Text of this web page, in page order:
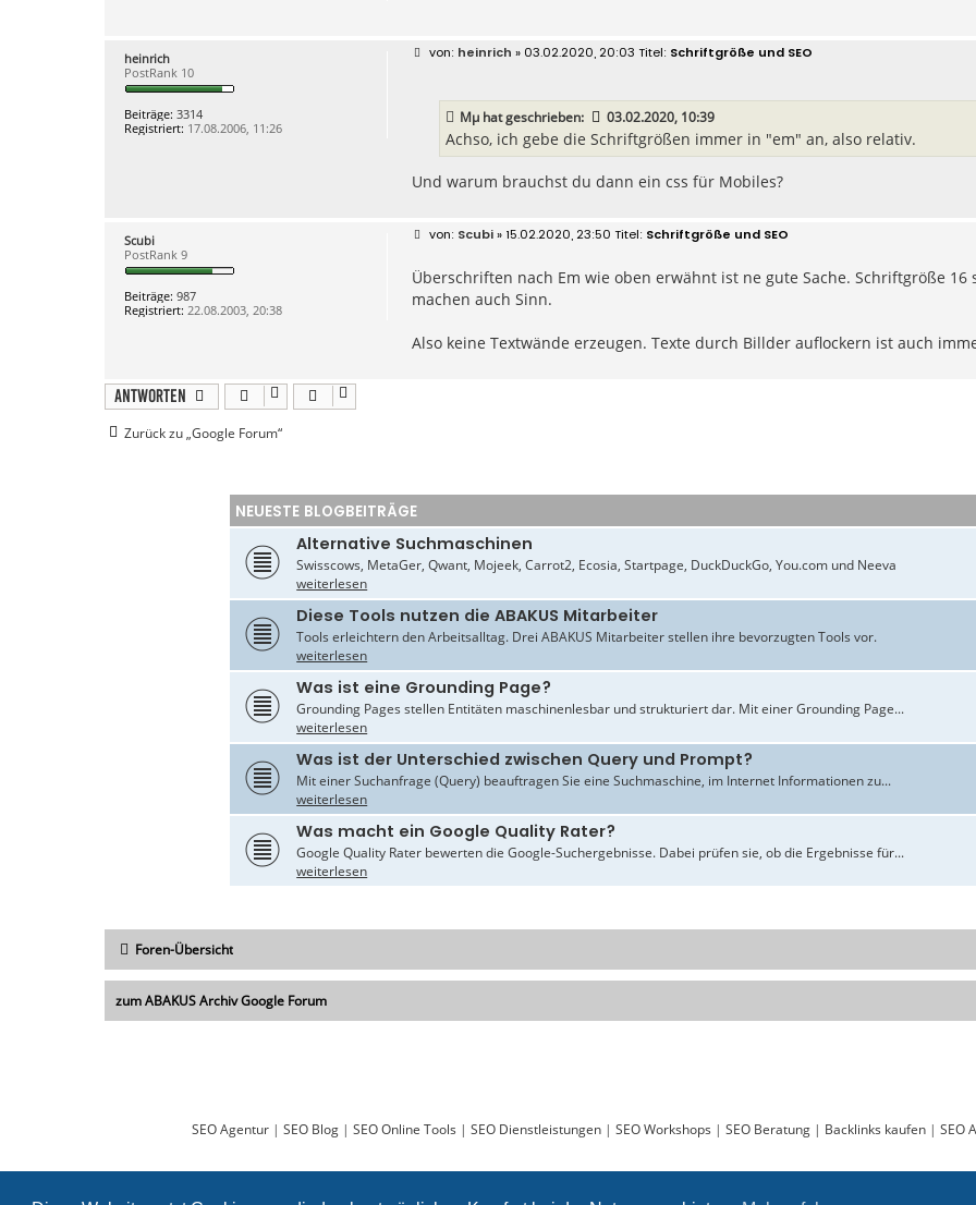
heinrich
PostRank 10
Beiträge: 3314
Registriert: 17.08.2006, 11:26
B
heinrich » 03.02.2020, 20:03 Schriftgröße und SEO
Mµhat geschrieben: 03.02.2020, 10:39
Achso, ich gebe die Schriftgrößen immer in "em" an, also relativ.
Und warum brauchst du dann ein css für Mobiles?
Scubi
PostRank 9
Beiträge: 987
Registriert: 22.08.2003, 20:38
B
t
a
Scubi» 15.02.2020, 23:50 Schriftgröße und SEO
Überschriften nach Em wie oben erwähnt ist ne gute Sache. Schriftgröße
machen auch Sinn.
Also keine Textwände erzeugen. Texte durch Billder auflockern ist auch
Antworten
Zurück zu „Google Forum“
NEUESTE BLOGBEITRÄGE
Alternative Suchmaschinen
Swisscows, MetaGer, Qwant, Mojeek, Carrot2, Ecosia, Startpage, DuckDuckGo, You.com und Neeva
weiterlesen
Diese Tools nutzen die ABAKUS Mitarbeiter
Tools erleichtern den Arbeitsalltag. Drei ABAKUS Mitarbeiter stellen ihre bevorzugten Tools vor.
weiterlesen
Was ist eine Grounding Page?
Grounding Pages stellen Entitäten maschinenlesbar und strukturiert dar. Mit einer Grounding Page...
weiterlesen
Was ist der Unterschied zwischen Query und Prompt?
Mit einer Suchanfrage (Query) beauftragen Sie eine Suchmaschine, im Internet Informationen zu...
weiterlesen
Was macht ein Google Quality Rater?
Google Quality Rater bewerten die Google-Suchergebnisse. Dabei prüfen sie, ob die Ergebnisse für...
weiterlesen
Foren-Übersicht
zum ABAKUS Archiv Google Forum
SEO Agentur| SEO Blog| SEO Online Tools | SEO Dienstleistungen| SEO Workshops | SEO Beratung| Backlinks kaufen| SEO